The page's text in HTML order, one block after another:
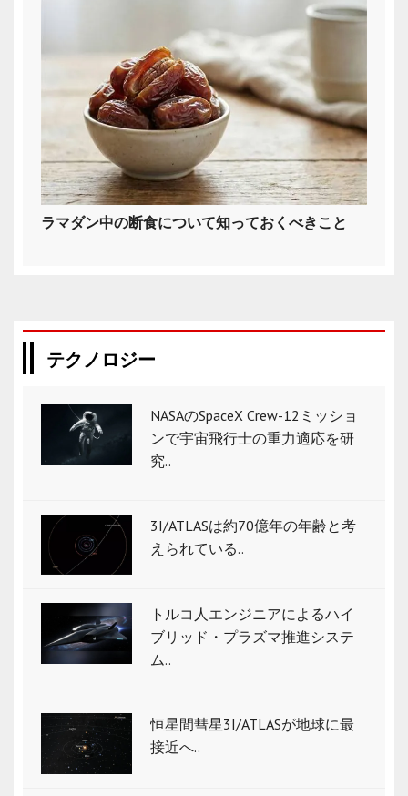
ラマダン中の断食について知っておくべきこと
テクノロジー
NASAのSpaceX Crew-12ミッショ
ンで宇宙飛行士の重力適応を研
究..
3I/ATLASは約70億年の年齢と考
えられている..
トルコ人エンジニアによるハイ
ブリッド・プラズマ推進システ
ム..
恒星間彗星3I/ATLASが地球に最
接近へ..